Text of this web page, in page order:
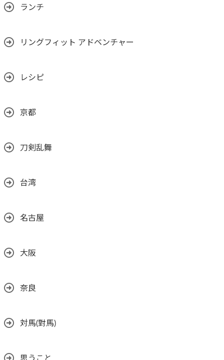
ランチ
リングフィット アドベンチャー
レシピ
京都
刀剣乱舞
台湾
名古屋
大阪
奈良
対馬(對馬)